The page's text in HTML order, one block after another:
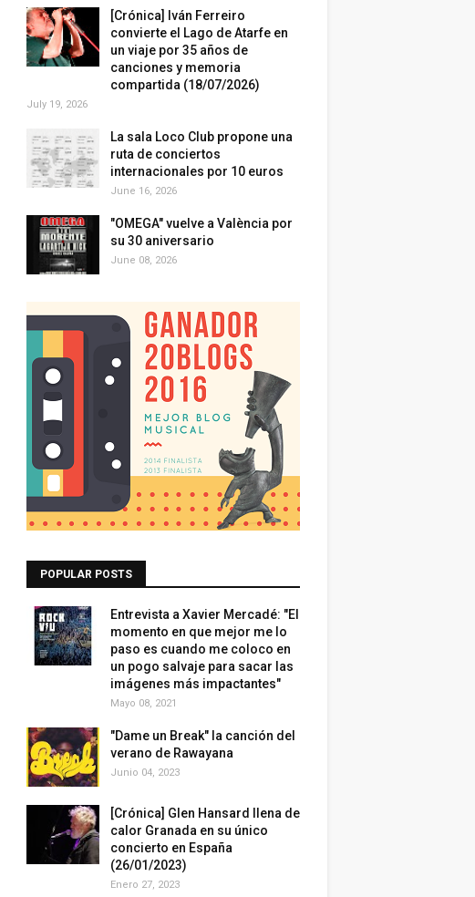
[Crónica] Iván Ferreiro
convierte el Lago de Atarfe en
un viaje por 35 años de
canciones y memoria
compartida (18/07/2026)
July 19, 2026
La sala Loco Club propone una
ruta de conciertos
internacionales por 10 euros
June 16, 2026
"OMEGA" vuelve a València por
su 30 aniversario
June 08, 2026
POPULAR POSTS
Entrevista a Xavier Mercadé: "El
momento en que mejor me lo
paso es cuando me coloco en
un pogo salvaje para sacar las
imágenes más impactantes"
Mayo 08, 2021
"Dame un Break" la canción del
verano de Rawayana
Junio 04, 2023
[Crónica] Glen Hansard llena de
calor Granada en su único
concierto en España
(26/01/2023)
Enero 27, 2023